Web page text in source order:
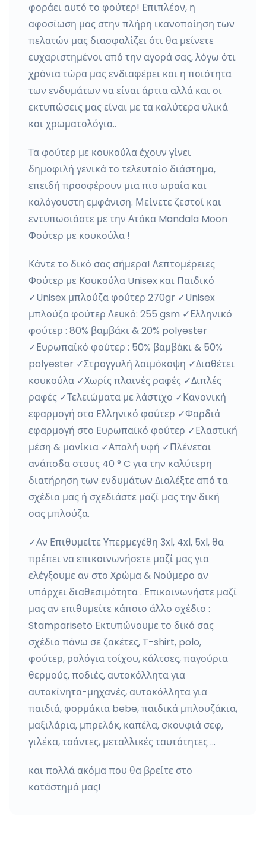
φοράει αυτό το φούτερ! Επιπλέον, η
αφοσίωση μας στην πλήρη ικανοποίηση των
πελατών μας διασφαλίζει ότι θα μείνετε
ευχαριστημένοι από την αγορά σας, λόγω ότι
χρόνια τώρα μας ενδιαφέρει και η ποιότητα
των ενδυμάτων να είναι άρτια αλλά και οι
εκτυπώσεις μας είναι με τα καλύτερα υλικά
και χρωματολόγια..
Τα φούτερ με κουκούλα έχουν γίνει
δημοφιλή γενικά το τελευταίο διάστημα,
επειδή προσφέρουν μια πιο ωραία και
καλόγουστη εμφάνιση. Μείνετε ζεστοί και
εντυπωσιάστε με την Ατάκα Mandala Moon
Φούτερ με κουκούλα !
Κάντε το δικό σας σήμερα! Λεπτομέρειες
Φούτερ με Κουκούλα Unisex και Παιδικό
✓Unisex μπλούζα φούτερ 270gr ✓Unisex
μπλούζα φούτερ Λευκό: 255 gsm ✓Ελληνικό
φούτερ : 80% βαμβάκι & 20% polyester
✓Ευρωπαϊκό φούτερ : 50% βαμβάκι & 50%
polyester ✓Στρογγυλή λαιμόκοψη ✓Διαθέτει
κουκούλα ✓Χωρίς πλαϊνές ραφές ✓Διπλές
ραφές ✓Τελειώματα με λάστιχο ✓Κανονική
εφαρμογή στο Ελληνικό φούτερ ✓Φαρδιά
εφαρμογή στο Ευρωπαϊκό φούτερ ✓Ελαστική
μέση & μανίκια ✓Απαλή υφή ✓Πλένεται
ανάποδα στους 40 ° C για την καλύτερη
διατήρηση των ενδυμάτων Διαλέξτε από τα
σχέδια μας ή σχεδιάστε μαζί μας την δική
σας μπλούζα.
✓Αν Επιθυμείτε Υπερμεγέθη 3xl, 4xl, 5xl, θα
πρέπει να επικοινωνήσετε μαζί μας για
ελέγξουμε αν στο Χρώμα & Νούμερο αν
υπάρχει διαθεσιμότητα . Επικοινωνήστε μαζί
μας αν επιθυμείτε κάποιο άλλο σχέδιο :
Stampariseto Εκτυπώνουμε το δικό σας
σχέδιο πάνω σε ζακέτες, T-shirt, polo,
φούτερ, ρολόγια τοίχου, κάλτσες, παγούρια
θερμούς, ποδιές, αυτοκόλλητα για
αυτοκίνητα-μηχανές, αυτοκόλλητα για
παιδιά, φορμάκια bebe, παιδικά μπλουζάκια,
μαξιλάρια, μπρελόκ, καπέλα, σκουφιά σεφ,
γιλέκα, τσάντες, μεταλλικές ταυτότητες …
και πολλά ακόμα που θα βρείτε στο
κατάστημά μας!